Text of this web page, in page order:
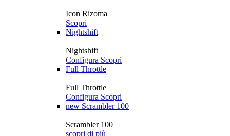
Icon Rizoma
Scopri
Nightshift
Nightshift
Configura Scopri
Full Throttle
Full Throttle
Configura Scopri
new Scrambler 100
Scrambler 100
scopri di più